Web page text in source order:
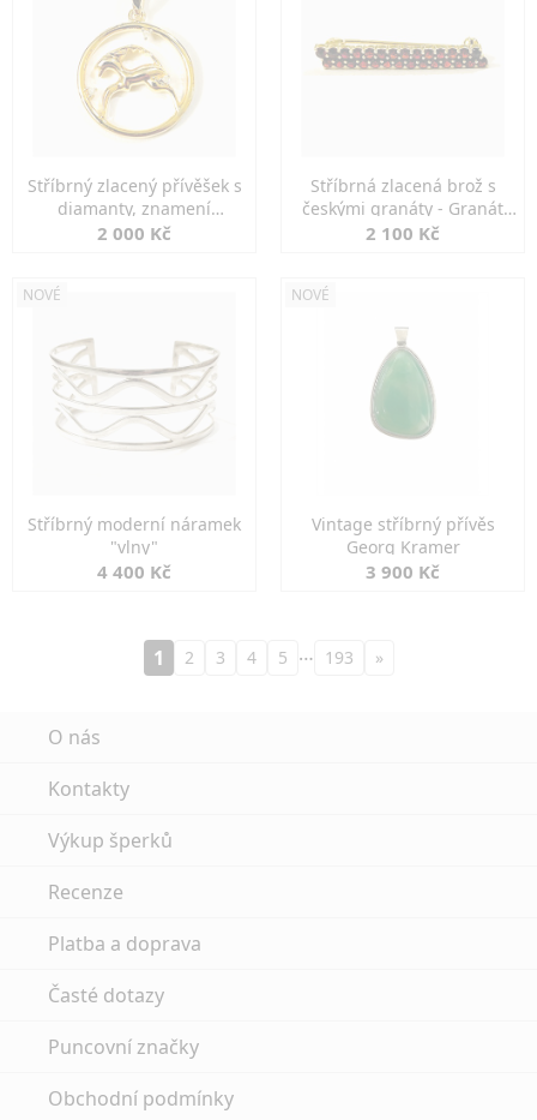
Stříbrný zlacený přívěšek s
diamanty, znamení
KOZOROH
2 000 Kč
Stříbrná zlacená brož s
českými granáty - Granát
Turnov
2 100 Kč
NOVÉ
Stříbrný moderní náramek
"vlny"
4 400 Kč
NOVÉ
Vintage stříbrný přívěs
Georg Kramer
3 900 Kč
1 2 3 4 5 … 193 »
O nás
Kontakty
Výkup šperků
Recenze
Platba a doprava
Časté dotazy
Puncovní značky
Obchodní podmínky